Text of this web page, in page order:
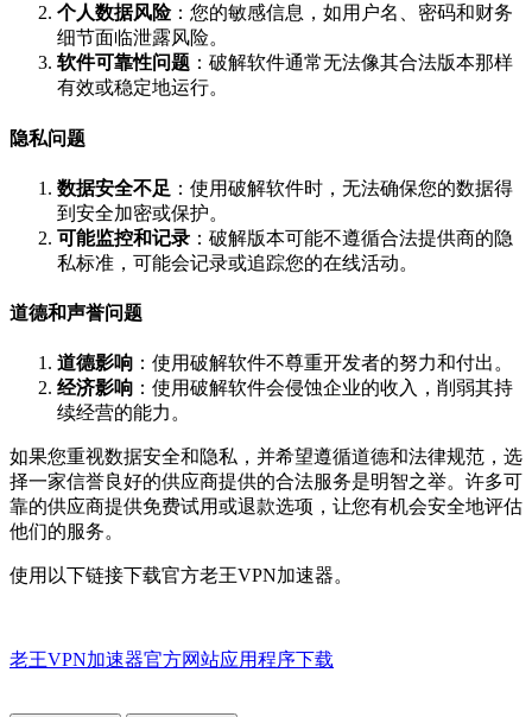
个人数据风险：您的敏感信息，如用户名、密码和财务
细节面临泄露风险。
软件可靠性问题 ：破解软件通常无法像其合法版本那样
有效或稳定地运行。
隐私问题
数据安全不足 ：使用破解软件时，无法确保您的数据得
到安全加密或保护。
可能监控和记录 ：破解版本可能不遵循合法提供商的隐
私标准，可能会记录或追踪您的在线活动。
道德和声誉问题
道德影响 ：使用破解软件不尊重开发者的努力和付出。
经济影响 ：使用破解软件会侵蚀企业的收入，削弱其持
续经营的能力。
如果您重视数据安全和隐私，并希望遵循道德和法律规范，选
择一家信誉良好的供应商提供的合法服务是明智之举。许多可
靠的供应商提供免费试用或退款选项，让您有机会安全地评估
他们的服务。
使用以下链接下载官方老王VPN加速器。
老王VPN加速器官方网站应用程序下载